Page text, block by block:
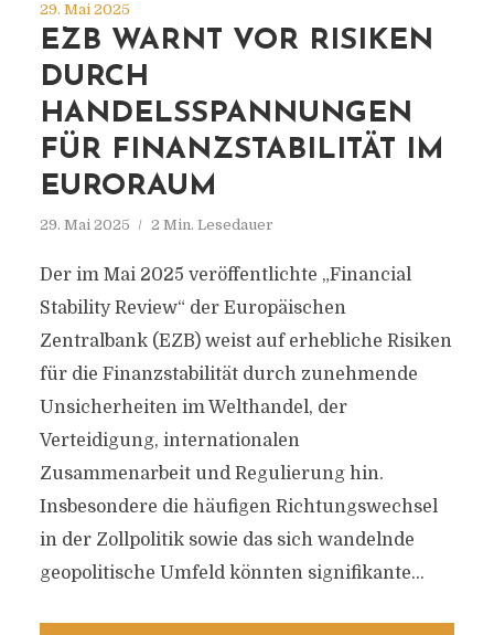
29. Mai 2025
EZB WARNT VOR RISIKEN
DURCH
HANDELSSPANNUNGEN
FÜR FINANZSTABILITÄT IM
EURORAUM
29. Mai 2025 2 Min. Lesedauer
Der im Mai 2025 veröffentlichte „Financial
Stability Review“ der Europäischen
Zentralbank (EZB) weist auf erhebliche Risiken
für die Finanzstabilität durch zunehmende
Unsicherheiten im Welthandel, der
Verteidigung, internationalen
Zusammenarbeit und Regulierung hin.
Insbesondere die häufigen Richtungswechsel
in der Zollpolitik sowie das sich wandelnde
geopolitische Umfeld könnten signifikante...